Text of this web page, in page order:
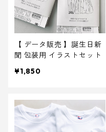
【 データ販売 】誕生日新
聞 包装用 イラストセット
¥1,850